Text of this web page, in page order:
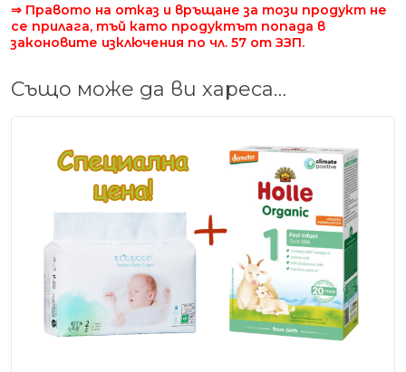
⇒ Правото на отказ и връщане за този продукт не
се прилага, тъй като продуктът попада в
законовите изключения по чл. 57 от ЗЗП.
Също може да ви хареса…